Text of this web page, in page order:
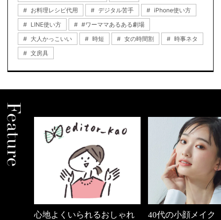
お料理レシピ代用
デジタル苦手
iPhone使い方
LINE使い方
#ワーママあるある劇場
大人かっこいい
時短 女の時間割
時事ネタ
文房具
心地よくいられるおしゃれ
40代の小顔メイク